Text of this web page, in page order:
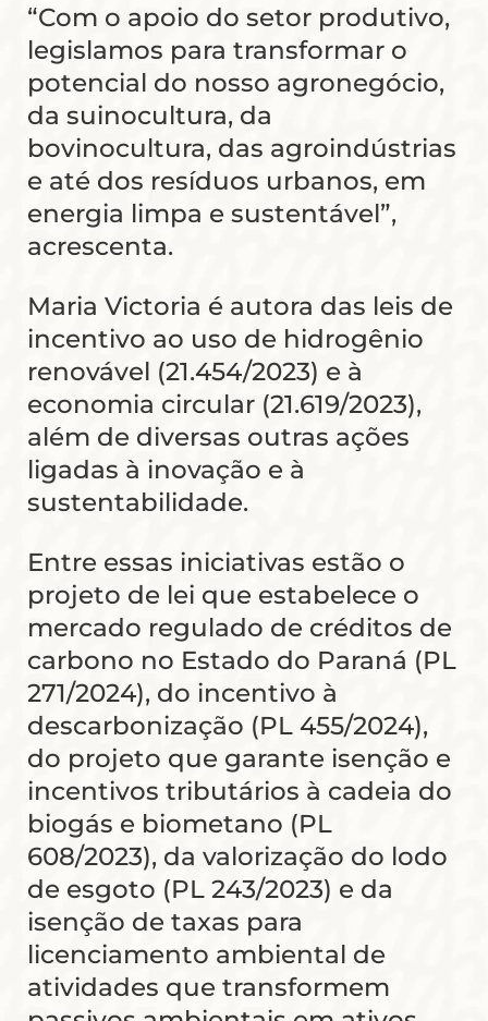
“Com o apoio do setor produtivo,
legislamos para transformar o
potencial do nosso agronegócio,
da suinocultura, da
bovinocultura, das agroindústrias
e até dos resíduos urbanos, em
energia limpa e sustentável”,
acrescenta.
Maria Victoria é autora das leis de
incentivo ao uso de hidrogênio
renovável (21.454/2023) e à
economia circular (21.619/2023),
além de diversas outras ações
ligadas à inovação e à
sustentabilidade.
Entre essas iniciativas estão o
projeto de lei que estabelece o
mercado regulado de créditos de
carbono no Estado do Paraná (PL
271/2024), do incentivo à
descarbonização (PL 455/2024),
do projeto que garante isenção e
incentivos tributários à cadeia do
biogás e biometano (PL
608/2023), da valorização do lodo
de esgoto (PL 243/2023) e da
isenção de taxas para
licenciamento ambiental de
atividades que transformem